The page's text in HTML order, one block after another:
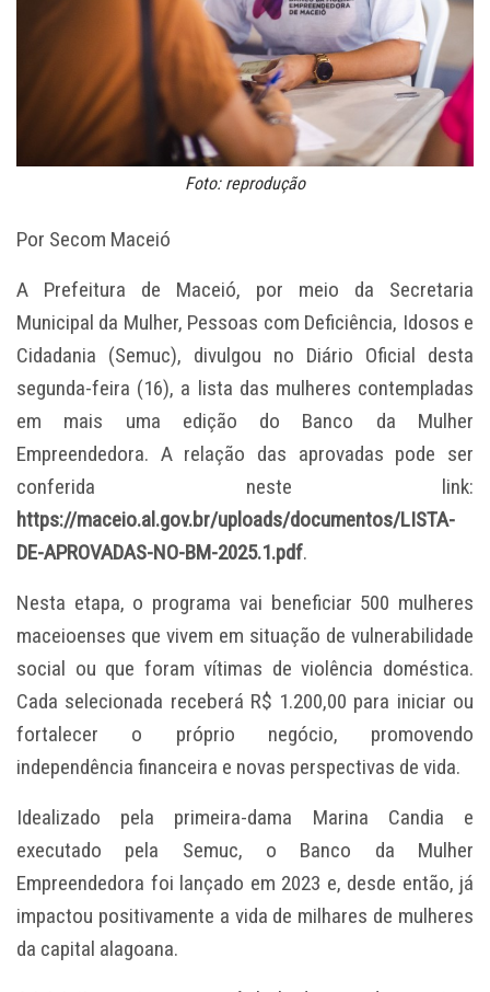
Foto: reprodução
Por Secom Maceió
A Prefeitura de Maceió, por meio da Secretaria
Municipal da Mulher, Pessoas com Deficiência, Idosos e
Cidadania (Semuc), divulgou no Diário Oficial desta
segunda-feira (16), a lista das mulheres contempladas
em mais uma edição do Banco da Mulher
Empreendedora. A relação das aprovadas pode ser
conferida neste link:
https://maceio.al.gov.br/uploads/documentos/LISTA-
DE-APROVADAS-NO-BM-2025.1.pdf.
Nesta etapa, o programa vai beneficiar 500 mulheres
maceioenses que vivem em situação de vulnerabilidade
social ou que foram vítimas de violência doméstica.
Cada selecionada receberá R$ 1.200,00 para iniciar ou
fortalecer o próprio negócio, promovendo
independência financeira e novas perspectivas de vida.
Idealizado pela primeira-dama Marina Candia e
executado pela Semuc, o Banco da Mulher
Empreendedora foi lançado em 2023 e, desde então, já
impactou positivamente a vida de milhares de mulheres
da capital alagoana.